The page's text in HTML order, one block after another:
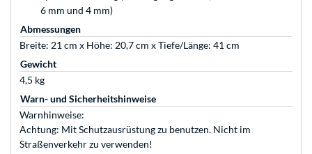
6 mm und 4 mm)
Abmessungen
Breite: 21 cm x Höhe: 20,7 cm x Tiefe/Länge: 41 cm
Gewicht
4,5 kg
Warn- und Sicherheitshinweise
Warnhinweise:
Achtung: Mit Schutzausrüstung zu benutzen. Nicht im
Straßenverkehr zu verwenden!